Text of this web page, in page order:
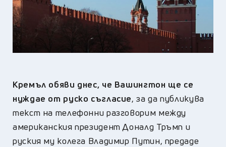
Кремъл обяви днес, че Вашингтон ще се
нуждае от руско съгласие, за да публикува
текст на телефонни разговорим между
американския президент Доналд Тръмп и
руския му колега Владимир Путин, предаде